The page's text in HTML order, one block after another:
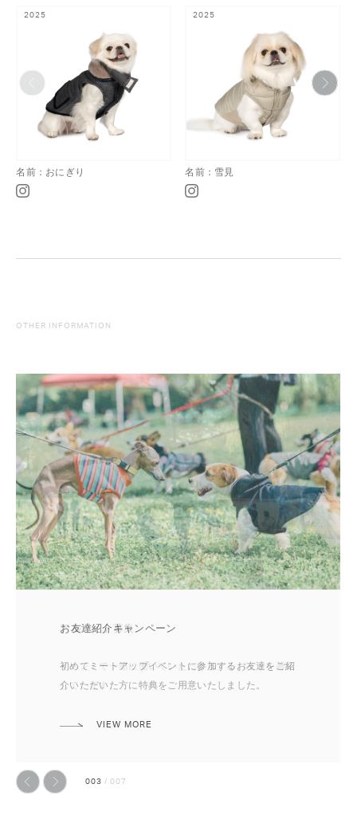
2025
名前：おにぎり
2025
名前：雪見
OTHER INFORMATION
アンバサダー募集
次回のイベントを一緒に盛り上げてくれるアンバサダ
ーを募集しています。
VIEW MORE
お友達紹介キャンペーン
初めてミートアップイベントに参加するお友達をご紹
介いただいた方に特典をご用意いたしました。
VIEW MORE
アルバイト募集
イベントで一緒に働いていただけるアルバイトを募集
しています。
VIEW MORE
出店者紹介
イベントにご出店いただく店舗を紹介します。ぜひ事
前にチェックしてください。
VIEW MORE
出店者募集
ご出店いただける店舗様を募集しています。
イベント会場近隣の医療機関
イベント会場近くの医療機関をピックアップしまし
た。
VIEW MORE
ドッグランが時間ごとの入れ替え制の理由
ドッグランは皆さまに安全かつ快適にお過ごしいただ
けるように様々なルールがあります。
VIEW MORE
前へ 次へ 003 /007